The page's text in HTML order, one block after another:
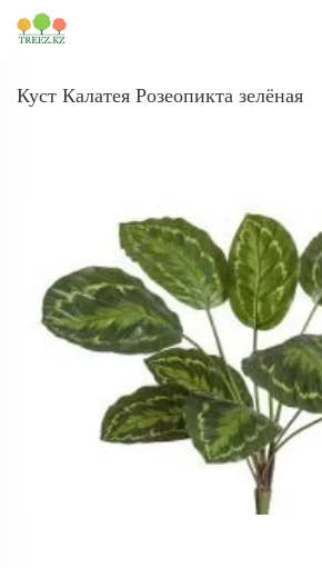
Куст Калатея Розеопикта зелёная